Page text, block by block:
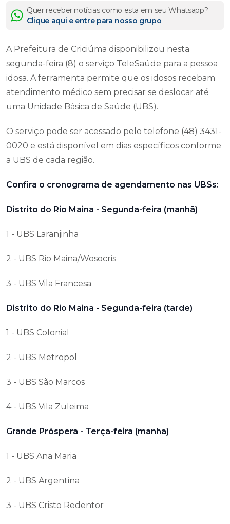
Quer receber notícias como esta em seu Whatsapp?
Clique aqui e entre para nosso grupo
A Prefeitura de Criciúma disponibilizou nesta
segunda-feira (8) o serviço TeleSaúde para a pessoa
idosa. A ferramenta permite que os idosos recebam
atendimento médico sem precisar se deslocar até
uma Unidade Básica de Saúde (UBS).
O serviço pode ser acessado pelo telefone (48) 3431-
0020 e está disponível em dias específicos conforme
a UBS de cada região.
Confira o cronograma de agendamento nas UBSs:
Distrito do Rio Maina - Segunda-feira (manhã)
1 - UBS Laranjinha
2 - UBS Rio Maina/Wosocris
3 - UBS Vila Francesa
Distrito do Rio Maina - Segunda-feira (tarde)
1 - UBS Colonial
2 - UBS Metropol
3 - UBS São Marcos
4 - UBS Vila Zuleima
Grande Próspera - Terça-feira (manhã)
1 - UBS Ana Maria
2 - UBS Argentina
3 - UBS Cristo Redentor